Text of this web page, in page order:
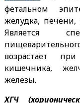
фетальном
желудка, печени,
Является
возрастает
кишечника,
железы.
ХГЧ